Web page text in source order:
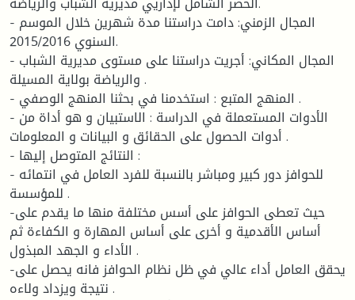
- المجال الزمني: دامت دراستنا مدة شهرين خلال الموسم
السنوي 2015/2016.
- المجال المكاني: أجريت دراستنا على مستوى مديرية الشباب
والرياضة بولاية المسيلة .
- المنهج المتبع : استخدمنا في بحثنا المنهج الوصفي .
- الأدوات المستعملة في الدراسة : الاستبيان و هو أداة من
أدوات الحصول على الحقائق و البيانات و المعلومات .
- النتائج المتوصل إليها :
- للحوافز دور كبير ومباشر بالنسبة للفرد العامل في انتمائه
للمؤسسة .
-حيث تعطى الحوافز على أسس مختلفة منها ما يقدم على
أساس الأقدمية و أخرى على أساس المهارة و الكفاءة ثم
الأداء و الجهد المبذول .
-يحقق العامل أداء عالي في ظل نظام الحوافز فانه يحصل على
نتيجة ويزداد ولاءه .